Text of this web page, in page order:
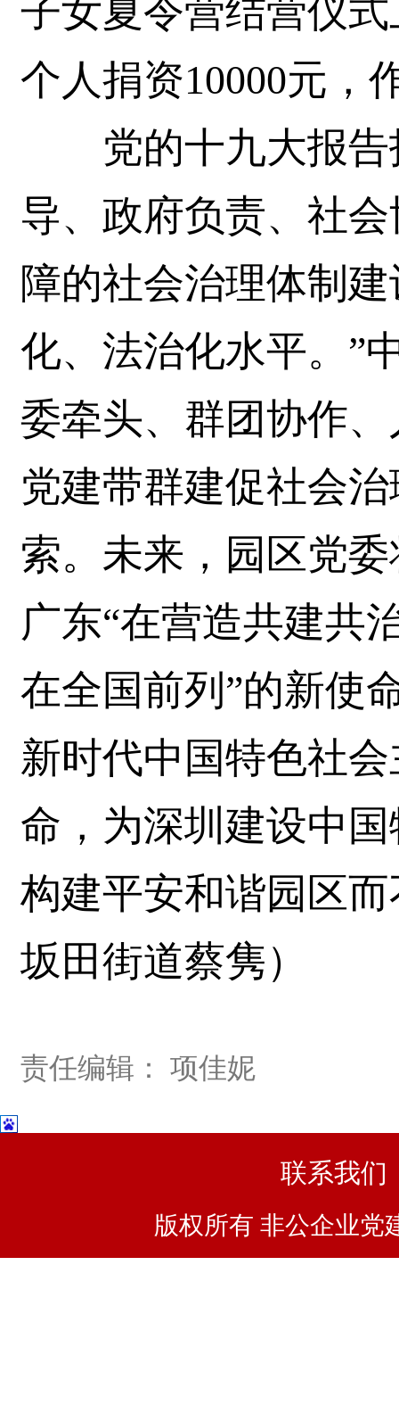
子女夏令营结营仪
个人捐资10000元，
党的十九大报告
导、政府负责、社
障的社会治理体制
化、法治化水平。”
委牵头、群团协作
党建带群建促社会
索。未来，园区党
广东“在营造共建共
在全国前列”的新使
新时代中国特色社
命，为深圳建设中
构建平安和谐园区
坂田街道蔡隽）
责任编辑： 项佳妮
联系我们
版权所有 非公企业党